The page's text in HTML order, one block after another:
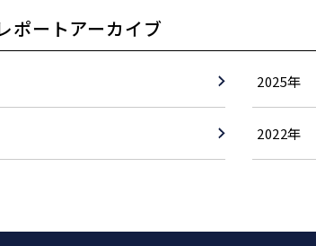
ポートアーカイブ
2025年
2022年